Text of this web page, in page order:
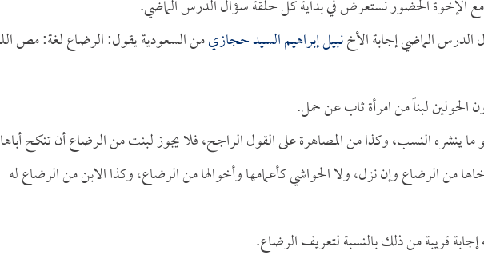
الإخوة الحضور نستعرض في بداية كل حلقة سؤال الدرس الماضي.
الماضي إجابة الأخنبيل إبراهيم السيد حجازيمن السعودية يقول: الرضاع لغة: مص
لبناً من امرأة ثاب عن حمل.
ينشره النسب، وكذا من المصاهرة على القول الراجح، فلا يجوز لبنت من الرضاع أن تنكح أباها
من الرضاع وإن نزل، ولا الحواشي كأعمامها وأخوالها من الرضاع، وكذا الابن من الرضاع له
قريبة من ذلك بالنسبة لتعريف الرضاع.